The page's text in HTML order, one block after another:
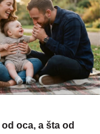
oca, a šta od